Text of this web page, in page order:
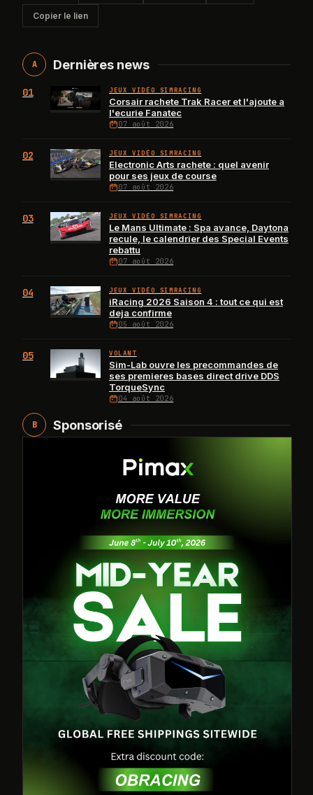
Copier le lien
A Dernières news
01 JEUX VIDÉO SIMRACING
Corsair rachete Trak Racer et l'ajoute a
l'ecurie Fanatec
07 août 2026
02 JEUX VIDÉO SIMRACING
Electronic Arts rachete : quel avenir
pour ses jeux de course
07 août 2026
03 JEUX VIDÉO SIMRACING
Le Mans Ultimate : Spa avance, Daytona
recule, le calendrier des Special Events
rebattu
07 août 2026
04 JEUX VIDÉO SIMRACING
iRacing 2026 Saison 4 : tout ce qui est
deja confirme
05 août 2026
05 VOLANT
Sim-Lab ouvre les precommandes de
ses premieres bases direct drive DDS
TorqueSync
04 août 2026
B Sponsorisé